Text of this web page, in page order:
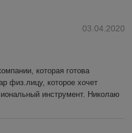
03.04.2020
которая готова
физ.лицу, которое хочет
инструмент. Николаю